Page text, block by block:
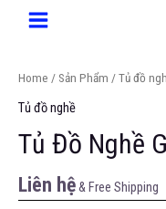
Home / Sản Phẩm / Tủ đồ
Tủ đồ nghề
Tủ Đồ Nghề
Liên hệ& Free Shipping